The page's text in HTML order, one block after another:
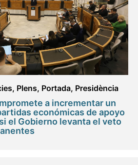
, Plens, Portada, Presidència
a incrementar un
económicas de apoyo
el Gobierno levanta el veto